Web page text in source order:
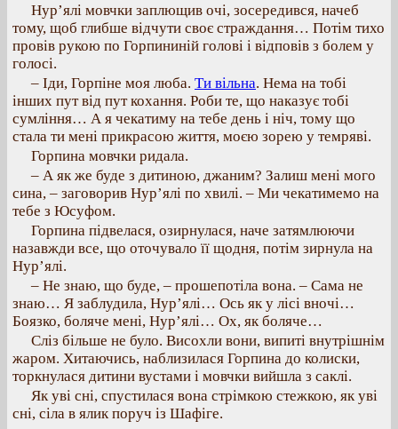
Нур’ялі мовчки заплющив очі, зосередився, начеб
тому, щоб глибше відчути своє страждання… Потім тихо
провів рукою по Горпининій голові і відповів з болем у
голосі.
– Іди, Горпіне моя люба. Ти вільна. Нема на тобі
інших пут від пут кохання. Роби те, що наказує тобі
сумління… А я чекатиму на тебе день і ніч, тому що
стала ти мені прикрасою життя, моєю зорею у темряві.
Горпина мовчки ридала.
– А як же буде з дитиною, джаним? Залиш мені мого
сина, – заговорив Нур’ялі по хвилі. – Ми чекатимемо на
тебе з Юсуфом.
Горпина підвелася, озирнулася, наче затямлюючи
назавжди все, що оточувало її щодня, потім зирнула на
Нур’ялі.
– Не знаю, що буде, – прошепотіла вона. – Сама не
знаю… Я заблудила, Нур’ялі… Ось як у лісі вночі…
Боязко, боляче мені, Нур’ялі… Ох, як боляче…
Сліз більше не було. Висохли вони, випиті внутрішнім
жаром. Хитаючись, наблизилася Горпина до колиски,
торкнулася дитини вустами і мовчки вийшла з саклі.
Як уві сні, спустилася вона стрімкою стежкою, як уві
сні, сіла в ялик поруч із Шафіге.